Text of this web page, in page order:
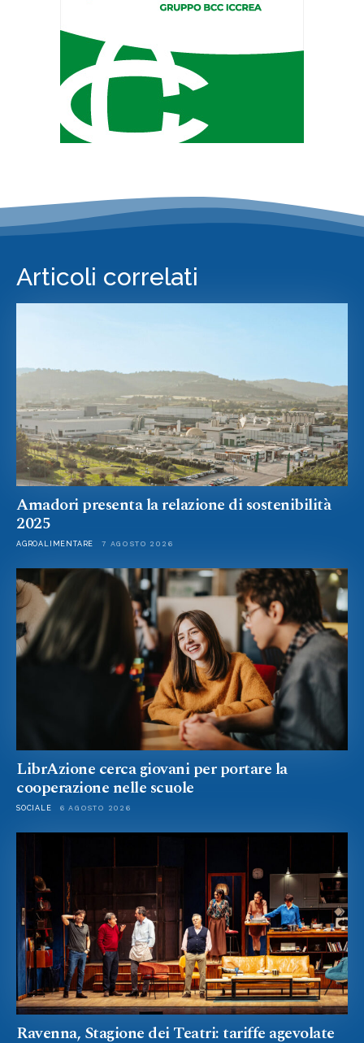
Articoli correlati
Amadori presenta la relazione di sostenibilità
2025
AGROALIMENTARE 7 AGOSTO 2026
LibrAzione cerca giovani per portare la
cooperazione nelle scuole
SOCIALE 6 AGOSTO 2026
Ravenna, Stagione dei Teatri: tariffe agevolate